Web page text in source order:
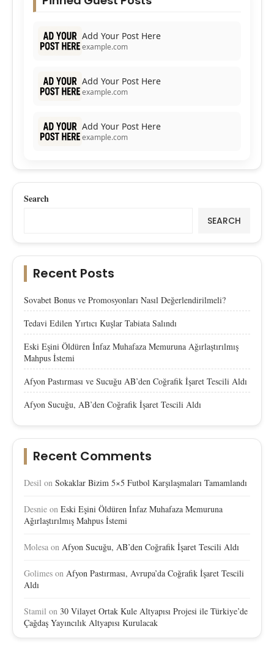
Add Your Post Here
example.com
Add Your Post Here
example.com
Add Your Post Here
example.com
Search
SEARCH
Recent Posts
Sovabet Bonus ve Promosyonları Nasıl Değerlendirilmeli?
Tedavi Edilen Yırtıcı Kuşlar Tabiata Salındı
Eski Eşini Öldüren İnfaz Muhafaza Memuruna Ağırlaştırılmış
Mahpus İstemi
Afyon Pastırması ve Sucuğu AB’den Coğrafik İşaret Tescili Aldı
Afyon Sucuğu, AB’den Coğrafik İşaret Tescili Aldı
Recent Comments
Desil on Sokaklar Bizim 5×5 Futbol Karşılaşmaları Tamamlandı
Desnie on Eski Eşini Öldüren İnfaz Muhafaza Memuruna
Ağırlaştırılmış Mahpus İstemi
Molesa on Afyon Sucuğu, AB’den Coğrafik İşaret Tescili Aldı
Golimes on Afyon Pastırması, Avrupa’da Coğrafik İşaret Tescili
Aldı
Stamil on 30 Vilayet Ortak Kule Altyapısı Projesi ile Türkiye’de
Çağdaş Yayıncılık Altyapısı Kurulacak